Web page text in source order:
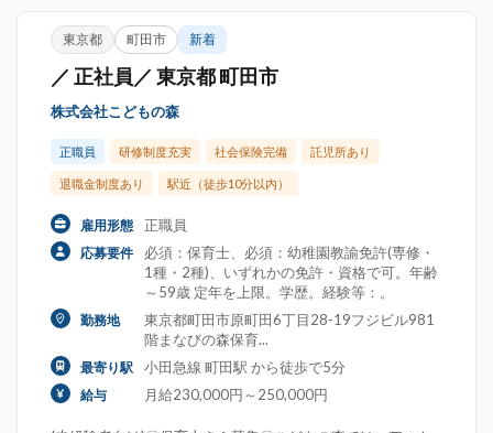
東京都 町田市 新着
／ 正社員／ 東京都 町田市
株式会社こどもの森
正職員 研修制度充実 社会保険完備 託児所あり
退職金制度あり 駅近（徒歩10分以内）
雇用形態 正職員
応募要件
必須：保育士、必須：幼稚園教諭免許(専修・
1種・2種)、いずれかの免許・資格で可。年齢
～59歳 定年を上限。学歴。経験等：。
勤務地
東京都町田市原町田6丁目28-19フジビル981
階まなびの森保育...
最寄り駅 小田急線 町田駅 から徒歩で5分
給与 月給230,000円～250,000円